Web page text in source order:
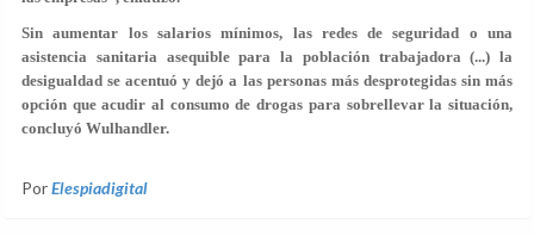
Sin aumentar los salarios mínimos, las redes de seguridad o una
asistencia sanitaria asequible para la población trabajadora (...) la
desigualdad se acentuó y dejó a las personas más desprotegidas sin más
opción que acudir al consumo de drogas para sobrellevar la situación,
concluyó Wulhandler.
PorElespiadigital